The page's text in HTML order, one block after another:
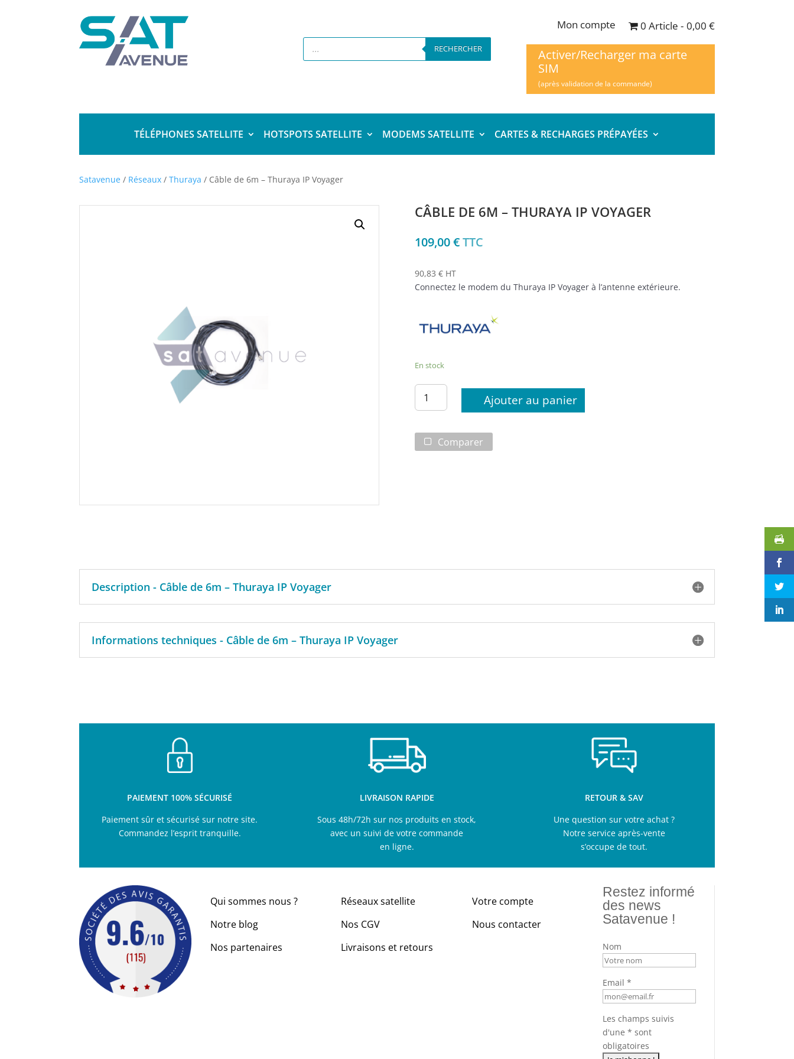
Recherche
produits
RECHERCHER
Mon compte 0 Article 0,00 €
Activer/Recharger ma carte
SIM
(après validation de la commande)
TÉLÉPHONES SATELLITE HOTSPOTS SATELLITE MODEMS SATELLITE CARTES & RECHARGES PRÉPAYÉES
Satavenue / Réseaux /Thuraya / Câble de 6m – Thuraya IP Voyager
CÂBLE DE 6M – THURAYA IP VOYAGER
109,00€ TTC
90,83 € HT
Connectez le modem du Thuraya IP Voyager à l’antenne extérieure.
En stock
quantité
de
6m
Ajouter au panier
Comparer
Description - Câble de 6m – Thuraya IP Voyager
Informations techniques - Câble de 6m – Thuraya IP Voyager
PAIEMENT 100% SÉCURISÉ
Paiement sûr et sécurisé sur notre site.
Commandez l’esprit tranquille.
LIVRAISON RAPIDE
Sous 48h/72h sur nos produits en stock,
avec un suivi de votre commande
en ligne.
RETOUR & SAV
Une question sur votre achat ?
Notre service après-vente
s’occupe de tout.
Qui sommes nous ?
Notre blog
Nos partenaires
Réseaux satellite
Nos CGV
Livraisons et retours
Votre compte
Nous contacter
Restez informé
des news
Satavenue !
Nom
Email *
Les champs suivis
d'une * sont
obligatoires